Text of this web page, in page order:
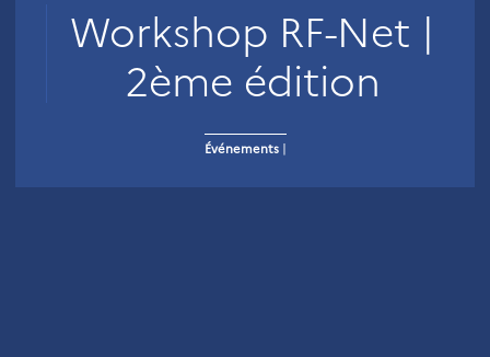
Workshop RF-Net |
2ème édition
Événements|